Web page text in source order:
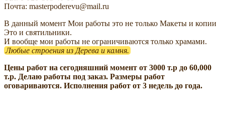
Почта: masterpoderevu@mail.ru
В данный момент Мои работы это не только Макеты и копии
Это и святильники.
И вообще мои работы не ограничиваются только храмами.
Любые строения из Дерева и камня.
Цены работ на сегодняшний момент от 3000 т.р до 60,000
т.р. Делаю работы под заказ. Размеры работ
оговариваются. Исполнения работ от 3 недель до года.